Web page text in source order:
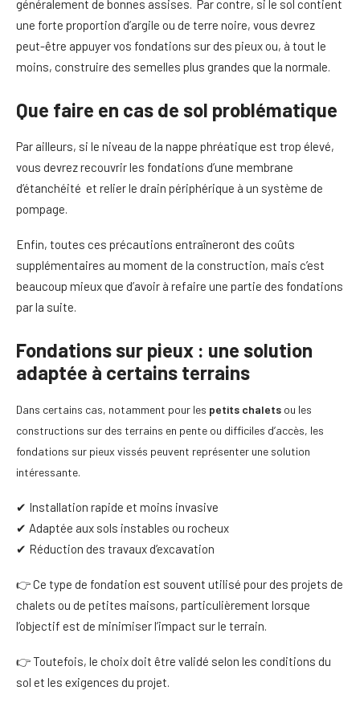
généralement de bonnes assises. Par contre, si le sol contient
une forte proportion d’argile ou de terre noire, vous devrez
peut-être appuyer vos fondations sur des pieux ou, à tout le
moins, construire des semelles plus grandes que la normale.
Que faire en cas de sol problématique
Par ailleurs, si le niveau de la nappe phréatique est trop élevé,
vous devrez recouvrir les fondations d’une membrane
d’étanchéité et relier le drain périphérique à un système de
pompage.
Enfin, toutes ces précautions entraîneront des coûts
supplémentaires au moment de la construction, mais c’est
beaucoup mieux que d’avoir à refaire une partie des fondations
par la suite.
Fondations sur pieux : une solution
adaptée à certains terrains
Dans certains cas, notamment pour les petits chalets ou les
constructions sur des terrains en pente ou difficiles d’accès, les
fondations sur pieux vissés peuvent représenter une solution
intéressante.
✔ Installation rapide et moins invasive
✔ Adaptée aux sols instables ou rocheux
✔ Réduction des travaux d’excavation
👉 Ce type de fondation est souvent utilisé pour des projets de
chalets ou de petites maisons, particulièrement lorsque
l’objectif est de minimiser l’impact sur le terrain.
👉 Toutefois, le choix doit être validé selon les conditions du
sol et les exigences du projet.